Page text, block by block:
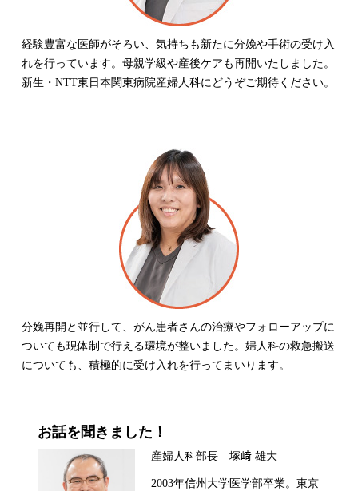
経験豊富な医師がそろい、気持ちも新たに分娩や手術の受け入
れを行っています。母親学級や産後ケアも再開いたしました。
新生・NTT東日本関東病院産婦人科にどうぞご期待ください。
分娩再開と並行して、がん患者さんの治療やフォローアップに
ついても現体制で行える環境が整いました。婦人科の救急搬送
についても、積極的に受け入れを行ってまいります。
お話を聞きました！
産婦人科部長 塚﨑 雄大
2003年信州大学医学部卒業。東京